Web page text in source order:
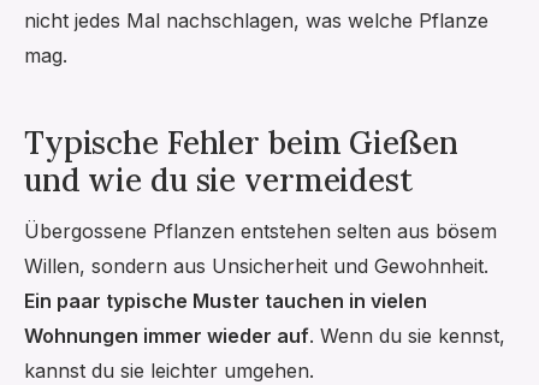
nicht jedes Mal nachschlagen, was welche Pflanze
mag.
Typische Fehler beim Gießen
und wie du sie vermeidest
Übergossene Pflanzen entstehen selten aus bösem
Willen, sondern aus Unsicherheit und Gewohnheit.
Ein paar typische Muster tauchen in vielen
Wohnungen immer wieder auf. Wenn du sie kennst,
kannst du sie leichter umgehen.